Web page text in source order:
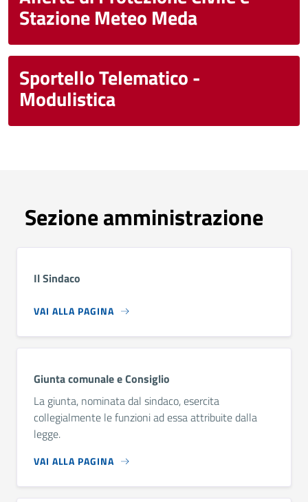
Stazione Meteo Meda
Sportello Telematico -
Modulistica
Sezione amministrazione
Il Sindaco
VAI ALLA PAGINA
Giunta comunale e Consiglio
La giunta, nominata dal sindaco, esercita
collegialmente le funzioni ad essa attribuite dalla
legge.
VAI ALLA PAGINA